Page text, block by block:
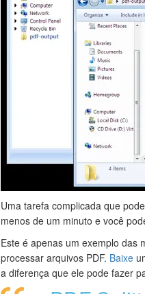
Uma tarefa complicada que
menos de um minuto e você
Este é apenas um exemplo das
processar arquivos PDF. Baixe
a diferença que ele pode fazer